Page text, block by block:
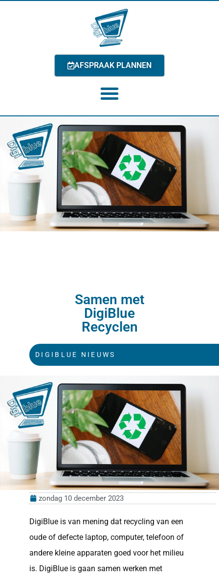
AFSPRAAK PLANNEN
Samen met
DigiBlue
Recyclen
DIGIBLUE NIEUWS
zondag 10 december 2023
DigiBlue is van mening dat recycling van een
oude of defecte laptop, computer, telefoon of
andere kleine apparaten goed voor het milieu
is. DigiBlue is gaan samen werken met